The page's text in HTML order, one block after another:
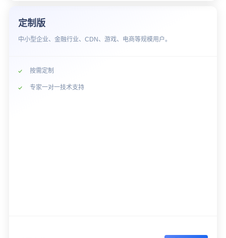
定制版
中小型企业、金融行业、CDN、游戏、电商等规模用户。
按需定制
专家一对一技术支持